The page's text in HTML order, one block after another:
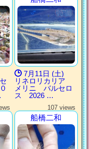
7月11日 (土)
リネロリカリア
メリニ バルセロ
ス 2026 …
107 views
船橋二和